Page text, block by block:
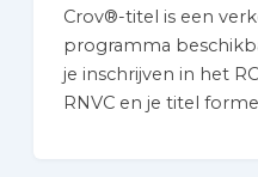
Crov®-titel is een
programma
je inschrijven in het
RNVC en je titel